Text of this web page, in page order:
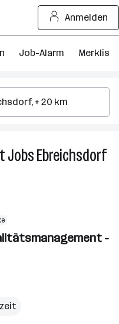
Anmelden
Job-Alarm Merkliste
JobsEbreichsdorf15
-